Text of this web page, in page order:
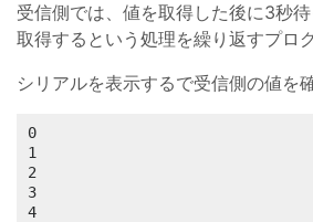
受信側では、値を取得した後に3秒
取得するという処理を繰り返すプロ
シリアルを表示するで受信側の値を
0
1
2
3
4